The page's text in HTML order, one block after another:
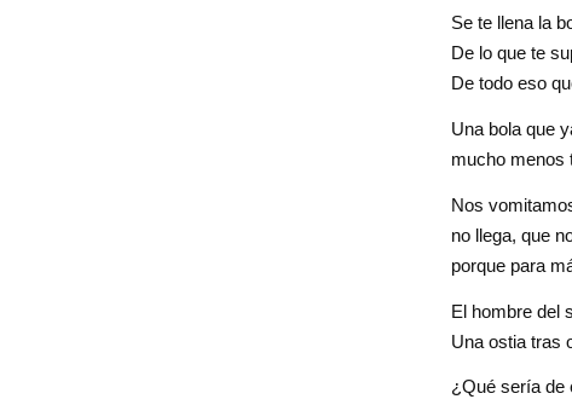
Se te llena la
De lo que te
De todo eso
Una bola que
mucho menos
Nos
no llega, que
porque para
El hombre del
Una ostia tras
¿Qué sería de